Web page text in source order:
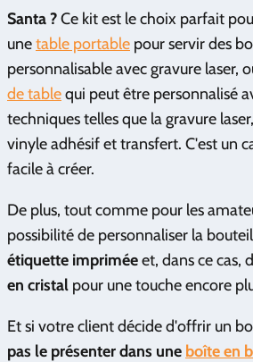
Santa ?Ce kit est le choix parfait
unetable portable pour servir des
personnalisable avec gravure laser,
de tablequi peut être personnalisé
techniques telles que la gravure
vinyle adhésif et transfert. C'est un
facile à créer.
De plus, tout comme pour les
possibilité de personnaliser la
étiquette impriméeet, dans ce cas,
en cristal pour une touche encore
Et si votre client décide d'offrir un
pas le présenter dans une boîte en